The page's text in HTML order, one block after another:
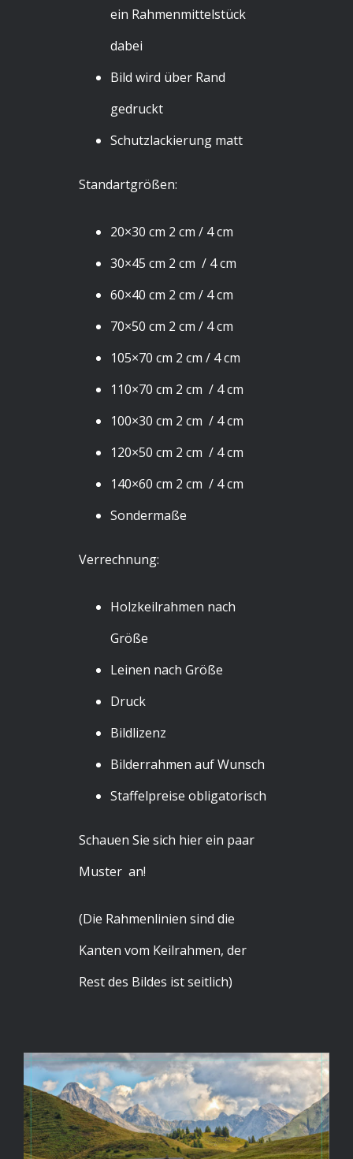
ein Rahmenmittelstück
dabei
Bild wird über Rand
gedruckt
Schutzlackierung matt
Standartgrößen:
20×30 cm 2 cm / 4 cm
30×45 cm 2 cm / 4 cm
60×40 cm 2 cm / 4 cm
70×50 cm 2 cm / 4 cm
105×70 cm 2 cm / 4 cm
110×70 cm 2 cm / 4 cm
100×30 cm 2 cm / 4 cm
120×50 cm 2 cm / 4 cm
140×60 cm 2 cm / 4 cm
Sondermaße
Verrechnung:
Holzkeilrahmen nach
Größe
Leinen nach Größe
Druck
Bildlizenz
Bilderrahmen auf Wunsch
Staffelpreise obligatorisch
Schauen Sie sich hier ein paar
Muster an!
(Die Rahmenlinien sind die
Kanten vom Keilrahmen, der
Rest des Bildes ist seitlich)